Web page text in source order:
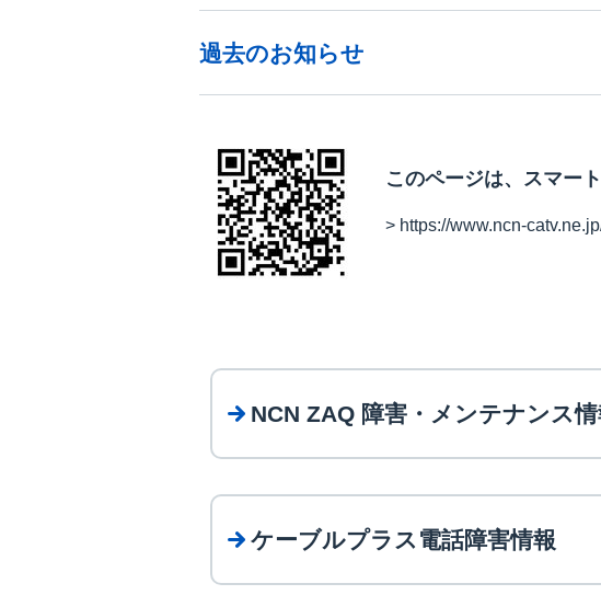
過去のお知らせ
このページは、スマー
> https://www.ncn-
NCN ZAQ 障害・メンテナンス情
ケーブルプラス電話障害情報